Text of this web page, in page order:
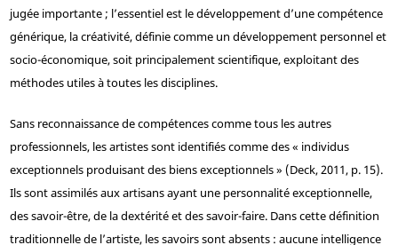
jugée importante ; l’essentiel est le développement d’une compétence
générique, la créativité, définie comme un développement personnel et
socio-économique, soit principalement scientifique, exploitant des
méthodes utiles à toutes les disciplines.
Sans reconnaissance de compétences comme tous les autres
professionnels, les artistes sont identifiés comme des « individus
exceptionnels produisant des biens exceptionnels » (Deck, 2011, p. 15).
Ils sont assimilés aux artisans ayant une personnalité exceptionnelle,
des savoir-être, de la dextérité et des savoir-faire. Dans cette définition
traditionnelle de l’artiste, les savoirs sont absents : aucune intelligence